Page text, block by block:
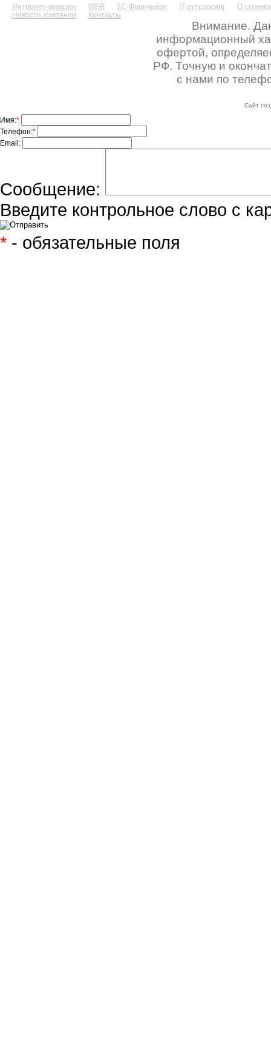
Интернет-магазин WEB 1С-Франчайзи IT-аутсорсинг
О
Новости компании
Контакты
Внимание.
информационный
офертой,
РФ. Точную и
с нами по
Сайт
Имя:*
Телефон:*
Email:
Сообщение:
Введите контрольное слово с
* - обязательные поля